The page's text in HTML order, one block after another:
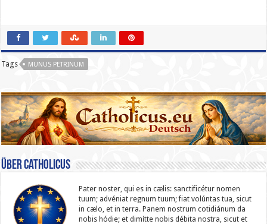
Tags MUNUS PETRINUM
Über catholicus
Pater noster, qui es in cælis: sanc­ti­ficétur nomen
tuum; advéniat regnum tuum; fiat volúntas tua, sicut
in cælo, et in terra. Panem nostrum cotidiánum da
nobis hódie; et dimítte nobis débita nostra, sicut et